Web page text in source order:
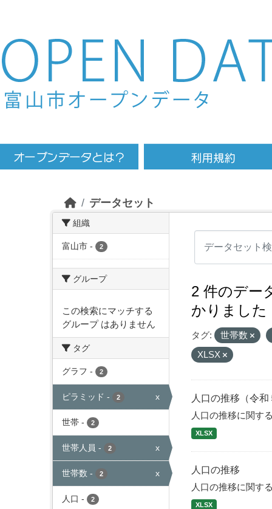
Skip to main content
データセット
組織
富山市 - 2
グループ
この検索にマッチする
グループ はありません
タグ
グラフ - 2
ピラミッド - 2 x
世帯 - 2
世帯人員 - 2 x
世帯数 - 2 x
人口 - 2
2 件のデー
かりました
タグ: 世帯数
XLSX
人口の推移（令和
人口の推移に関す
XLSX
人口の推移
人口の推移に関す
XLSX